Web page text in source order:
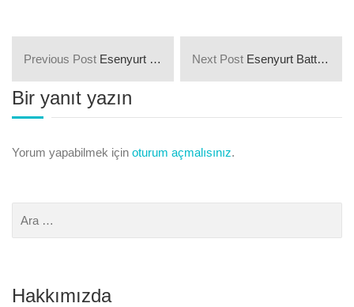
Previous Post Esenyurt Necip Fazıl Kısakürek Mahallesi Parkeciler ve Parke Ustaları Next Post Esenyurt Battalgazi Mahallesi Parkeciler ve Parke Ustaları
Bir yanıt yazın
Yorum yapabilmek için oturum açmalısınız.
Hakkımızda